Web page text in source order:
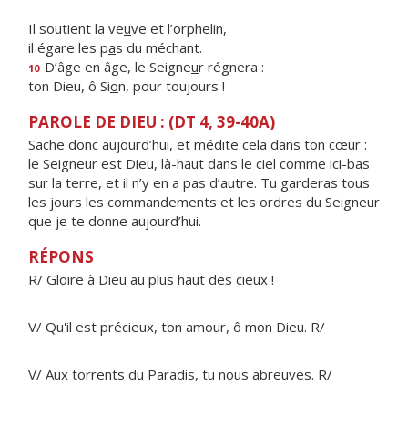
Il soutient la veuve et l’orphelin,
il égare les pas du méchant.
10 D’âge en âge, le Seigneur régnera :
ton Dieu, ô Sion, pour toujours !
PAROLE DE DIEU : (DT 4, 39-40A)
Sache donc aujourd’hui, et médite cela dans ton cœur :
le Seigneur est Dieu, là-haut dans le ciel comme ici-bas
sur la terre, et il n’y en a pas d’autre. Tu garderas tous
les jours les commandements et les ordres du Seigneur
que je te donne aujourd’hui.
RÉPONS
R/ Gloire à Dieu au plus haut des cieux !
V/ Qu'il est précieux, ton amour, ô mon Dieu. R/
V/ Aux torrents du Paradis, tu nous abreuves. R/